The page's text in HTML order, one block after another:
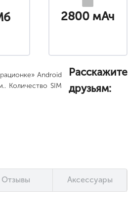
2800 мАч
Android
Количество SIM
Расскажите
друзьям:
Отзывы Аксессуары